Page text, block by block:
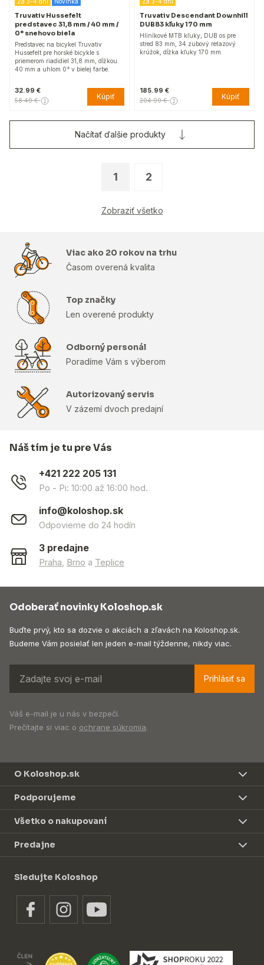
Truvativ Hussefelt
predstavec 31,8 mm / 40 mm /
0° snehovo biela
Predstavec na bicykel Truvativ
Hussefelt pre horské bicykle s
priemerom riadidiel 31,8 mm, dĺžkou
40 mm a uhlom 0° v bielej farbe.
32.99 €
58.49 € Kúpiť
Truvativ Descendant Downhill
DUB83 kľuky 170 mm
Hliníkové MTB kľuky, DUB os pre
stred 83 mm, 34 zubový reťazový
krúžok, dĺžka kľuky 170 mm.
185.99 €
204.99 € Kúpiť
1 2
Zobraziť všetko
Načítať ďalšie produkty
Viac ako 20 rokov na trhu
Časom overená kvalita
Top značky
Len overené produkty
Odborný personál
Poradíme Vám s výberom
Autorizovaný servis
V zázemí dvoch predajní
Náš tím je tu pre Vás
+421 222 205 131
Po - Pi: 10:00 až 16:00 hod.
info@koloshop.sk
Odpovieme do 24 hodín
3 predajne
Praha Brno a Teplice
Odoberať novinky Koloshop.sk
Buďte prvý, kto sa dozvie o akciách a zľavách na Koloshop.sk.
Budeme Vám posielať len jeden e-mail týždenne, nikdy viac.
Prihlásiť sa
Váš e-mail je u nás v bezpečí.
Prečítajte si viac o ochrane súkromia.
O Koloshop.sk
Podporujeme
Všetko o nakupovaní
Predajne
Sledujte Koloshop